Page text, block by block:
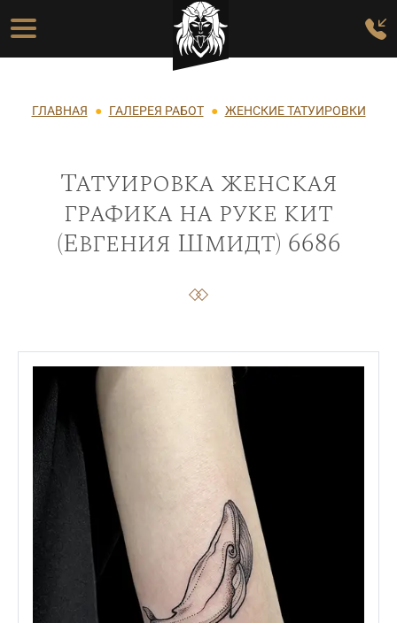
Перейти к основному содержанию
Основная навигация
Строка навигации
ГЛАВНАЯ ГАЛЕРЕЯ РАБОТ ЖЕНСКИЕ ТАТУИРОВКИ
Татуировка женская
графика на руке кит
(Евгения Шмидт) 6686